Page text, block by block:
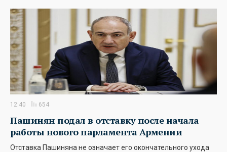
12:40 654
Пашинян подал в отставку после начала
работы нового парламента Армении
Отставка Пашиняна не означает его окончательного ухода